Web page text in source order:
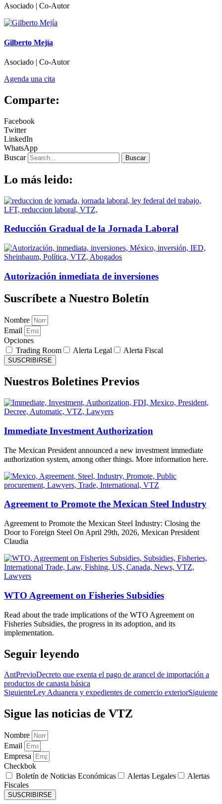
Asociado | Co-Autor
Gilberto Mejía
Asociado | Co-Autor
Agenda una cita
Comparte:
Facebook
Twitter
LinkedIn
WhatsApp
Buscar
Buscar
Lo más leido:
Reducción Gradual de la Jornada Laboral
Autorización inmediata de inversiones
Suscríbete a Nuestro Boletín
Nombre
Email
Opciones
Trading Room
Alerta Legal Alerta Fiscal
SUSCRIBIRSE
Nuestros Boletines Previos
Immediate Investment Authorization
The Mexican President announced a new investment immediate
authorization system, among other things. More information here.
Agreement to Promote the Mexican Steel Industry
Agreement to Promote the Mexican Steel Industry: Closing the
Door to Foreign Steel On April 29th, 2026, Mexican President
Claudia
WTO Agreement on Fisheries Subsidies
Read about the trade implications of the WTO Agreement on
Fisheries Subsidies, the progress in its adoption, and its
implementation.
Seguir leyendo
AntPrevioDecreto que exenta el pago de arancel de importación a
productos de canasta básica
SiguienteLey Aduanera y expedientes de comercio exteriorSiguiente
Sigue las noticias de VTZ
Nombre
Email
Empresa
Checkbok
Boletín de Noticias Económicas
Alertas Legales
Alertas
Fiscales
SUSCRIBIRSE